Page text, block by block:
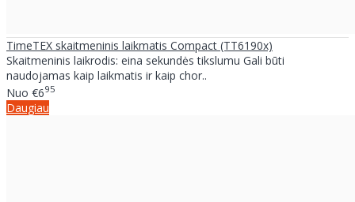
TimeTEX skaitmeninis laikmatis Compact (TT6190x)
Skaitmeninis laikrodis: eina sekundės tikslumu Gali būti
naudojamas kaip laikmatis ir kaip chor..
Nuo €695
Daugiau